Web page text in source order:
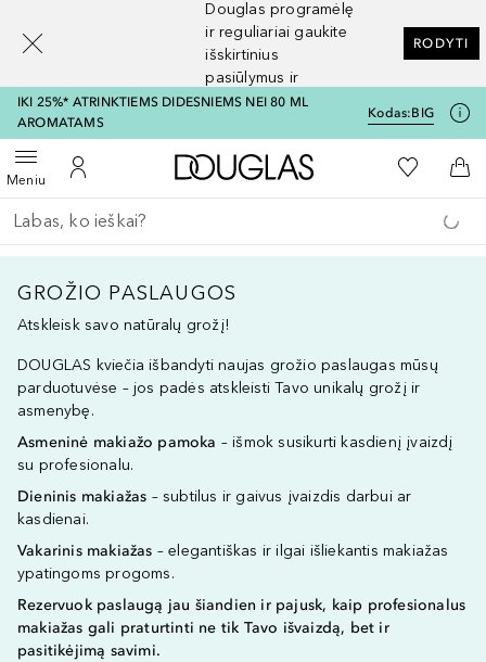
Douglas programėlę
ir reguliariai gaukite
išskirtinius
pasiūlymus ir
nuolaidas
RODYTI
IKI 25%* ATRINKTIEMS DIDESNIEMS NEI 80 ML
AROMATAMS
Kodas:BIG
MeniuAtidaryti meniuĮ mano paskyrą
Į Douglas pagrindinį
Į mano
Į
Grįžk atgal
Vykdykite paiešką
GROŽIO PASLAUGOS
Atskleisk savo natūralų grožį!
DOUGLAS kviečia išbandyti naujas grožio paslaugas mūsų
parduotuvėse – jos padės atskleisti Tavo unikalų grožį ir
asmenybę.
Asmeninė makiažo pamoka – išmok susikurti kasdienį įvaizdį
su profesionalu.
Dieninis makiažas – subtilus ir gaivus įvaizdis darbui ar
kasdienai.
Vakarinis makiažas – elegantiškas ir ilgai išliekantis makiažas
ypatingoms progoms.
Rezervuok paslaugą jau šiandien ir pajusk, kaip profesionalus
makiažas gali praturtinti ne tik Tavo išvaizdą, bet ir
pasitikėjimą savimi.
[navigation.slideout.screenreader]